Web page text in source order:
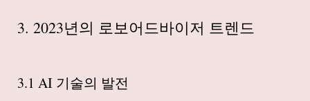
3. 2023년의 로보어드바이저 트렌드
3.1 AI 기술의 발전